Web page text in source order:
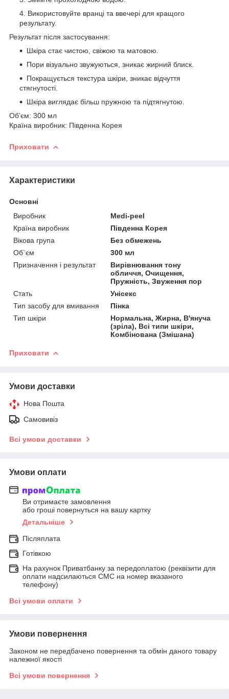
Використовуйте вранці та ввечері для кращого
результату.
Результат після застосування:
Шкіра стає чистою, свіжою та матовою.
Пори візуально звужуються, зникає жирний блиск.
Покращується текстура шкіри, зникає відчуття
стягнутості.
Шкіра виглядає більш пружною та підтягнутою.
Об’єм: 300 мл
Країна виробник: Південна Корея
Приховати
Характеристики
Основні
Виробник
Medi-peel
Країна виробник
Південна Корея
Вікова група
Без обмежень
Об`єм
300 мл
Призначення і результат
Вирівнювання тону
обличчя, Очищення,
Пружність, Звуження пор
Стать
Унісекс
Тип засобу для вмивання
Пінка
Тип шкіри
Нормальна, Жирна, В'януча
(зріла), Всі типи шкіри,
Комбінована (Змішана)
Приховати
Умови доставки
Нова Пошта
Самовивіз
Всі умови доставки
Умови оплати
Ви отримаєте замовлення
або гроші повернуться на вашу картку
Детальніше
Післяплата
Готівкою
На рахунок Приватбанку за передоплатою (реквізити для
оплати надсилаються СМС на номер вказаного
телефону)
Всі умови оплати
Умови повернення
Законом не передбачено повернення та обмін даного товару
належної якості
Всі умови повернення